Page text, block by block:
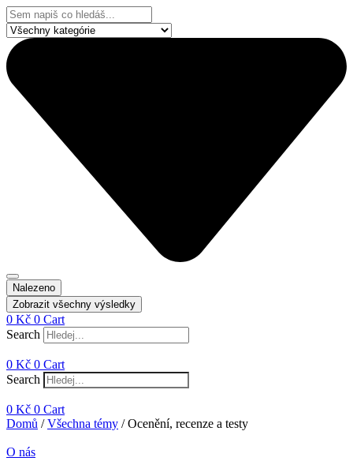
Přejít
k
obsahu
Search
...
Nalezeno
Zobrazit všechny výsledky
0 Kč 0 Cart
Search
0 Kč 0 Cart
Search
0 Kč 0 Cart
Domů /Všechna témy / Ocenění, recenze a testy
O nás